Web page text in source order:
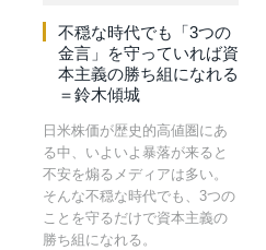
不穏な時代でも「3つの
金言」を守っていれば資
本主義の勝ち組になれる
＝鈴木傾城
日米株価が歴史的高値圏にあ
る中、いよいよ暴落が来ると
不安を煽るメディアは多い。
そんな不穏な時代でも、3つの
ことを守るだけで資本主義の
勝ち組になれる。